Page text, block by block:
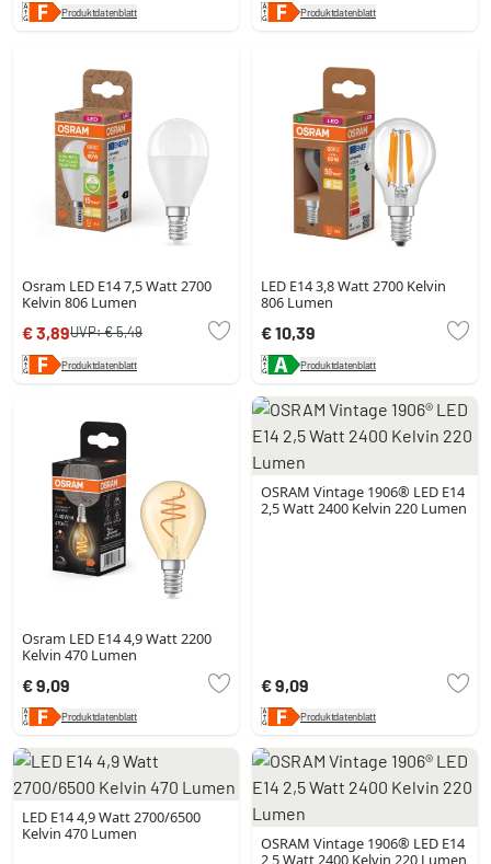
Produktdatenblatt Produktdatenblatt
Osram LED E14 7,5 Watt 2700
Kelvin 806 Lumen
€ 3,89UVP:€ 5,49
Produktdatenblatt
LED E14 3,8 Watt 2700 Kelvin
806 Lumen
€ 10,39
Produktdatenblatt
Osram LED E14 4,9 Watt 2200
Kelvin 470 Lumen
€ 9,09
Produktdatenblatt
OSRAM Vintage 1906® LED E14
2,5 Watt 2400 Kelvin 220 Lumen
€ 9,09
Produktdatenblatt
LED E14 4,9 Watt 2700/6500
Kelvin 470 Lumen
OSRAM Vintage 1906® LED E14
2,5 Watt 2400 Kelvin 220 Lumen